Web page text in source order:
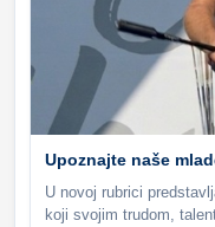
Upoznajte naše
U novoj rubrici
koji svojim trudom,